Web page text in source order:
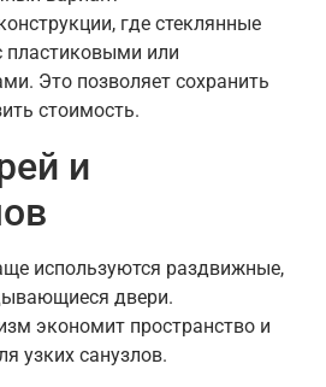
где стеклянные
пластиковыми или
Это позволяет сохранить
стоимость.
и
используются раздвижные,
двери.
экономит пространство и
узких санузлов.